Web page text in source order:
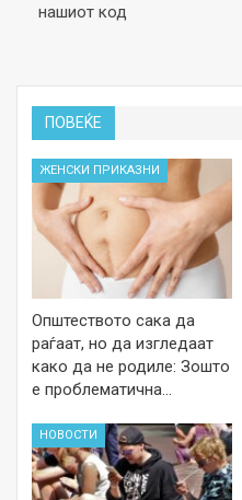
нашиот код
ПОВЕЌЕ
ЖЕНСКИ ПРИКАЗНИ
Општеството сака да
раѓаат, но да изгледаат
како да не родиле: Зошто
е проблематична…
НОВОСТИ